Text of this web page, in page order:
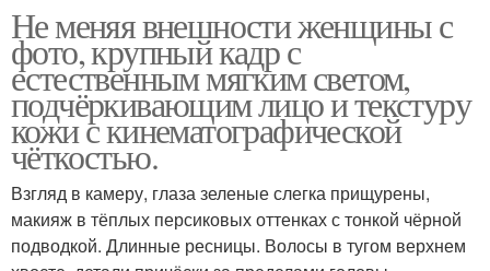
Не меняя внешности женщины с
фото, крупный кадр с
естественным мягким светом,
подчёркивающим лицо и текстуру
кожи с кинематографической
чёткостью.
Взгляд в камеру, глаза зеленые слегка прищурены,
макияж в тёплых персиковых оттенках с тонкой чёрной
подводкой. Длинные ресницы. Волосы в тугом верхнем